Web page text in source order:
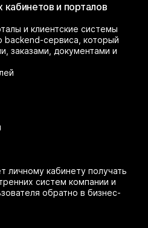
и порталов
и клиентские системы
backend-сервиса, который
заказами, документами и
личному кабинету получать
систем компании и
обратно в бизнес-